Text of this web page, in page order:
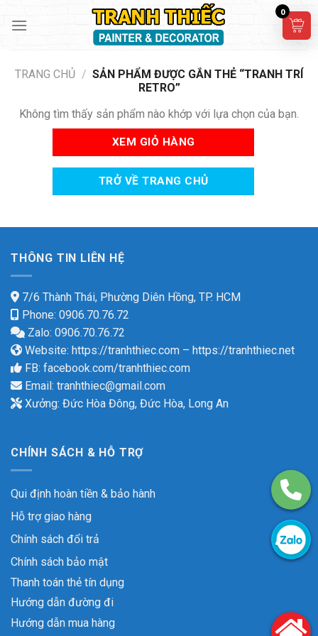
TRANG CHỦ / SẢN PHẨM ĐƯỢC GẮN THẺ “TRANH TRÍ
RETRO”
Không tìm thấy sản phẩm nào khớp với lựa chọn của bạn.
XEM GIỎ HÀNG
TRỞ VỀ TRANG CHỦ
THÔNG TIN LIÊN HỆ
7/6 Thành Thái, Phường Diên Hồng, TP. HCM
Phone: 0906.70.76.72
Zalo: 0906.70.76.72
Website: https://tranhthiec.com – https://tranhthiec.net
FB: facebook.com/tranhthiec.com
Email: tranhthiec@gmail.com
Xưởng: Đức Hòa Đông, Đức Hòa, Long An
CHÍNH SÁCH & HỖ TRỢ
Qui định hoàn tiền & bảo hành
Hỗ trợ giao hàng
Chính sách đổi trả
Chính sách bảo mật
Thanh toán thẻ tín dụng
Hướng dẫn đường đi
Hướng dẫn mua hàng
0